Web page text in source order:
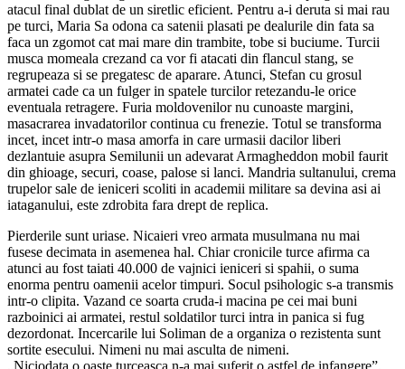
atacul final dublat de un siretlic eficient. Pentru a-i deruta si mai rau
pe turci, Maria Sa odona ca satenii plasati pe dealurile din fata sa
faca un zgomot cat mai mare din trambite, tobe si buciume. Turcii
musca momeala crezand ca vor fi atacati din flancul stang, se
regrupeaza si se pregatesc de aparare. Atunci, Stefan cu grosul
armatei cade ca un fulger in spatele turcilor retezandu-le orice
eventuala retragere. Furia moldovenilor nu cunoaste margini,
masacrarea invadatorilor continua cu frenezie. Totul se transforma
incet, incet intr-o masa amorfa in care urmasii dacilor liberi
dezlantuie asupra Semilunii un adevarat Armagheddon mobil faurit
din ghioage, securi, coase, palose si lanci. Mandria sultanului, crema
trupelor sale de ieniceri scoliti in academii militare sa devina asi ai
iataganului, este zdrobita fara drept de replica.
Pierderile sunt uriase. Nicaieri vreo armata musulmana nu mai
fusese decimata in asemenea hal. Chiar cronicile turce afirma ca
atunci au fost taiati 40.000 de vajnici ieniceri si spahii, o suma
enorma pentru oamenii acelor timpuri. Socul psihologic s-a transmis
intr-o clipita. Vazand ce soarta cruda-i macina pe cei mai buni
razboinici ai armatei, restul soldatilor turci intra in panica si fug
dezordonat. Incercarile lui Soliman de a organiza o rezistenta sunt
sortite esecului. Nimeni nu mai asculta de nimeni.